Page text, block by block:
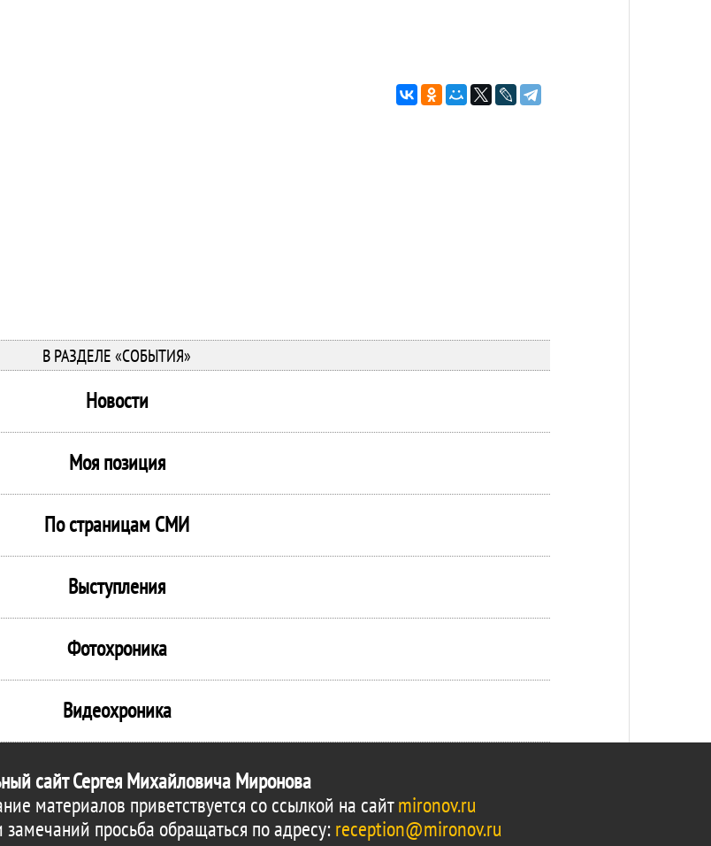
В РАЗДЕЛЕ «СОБЫТИЯ»
Новости
Моя позиция
По страницам СМИ
Выступления
Фотохроника
Видеохроника
сайт Сергея Михайловича Миронова
материалов приветствуется со ссылкой на сайтmironov.ru
просьба обращаться по адресу:reception@mironov.ru